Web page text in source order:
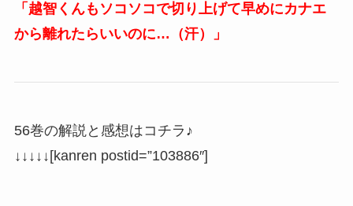
「越智くんもソコソコで切り上げて早めにカナエ
から離れたらいいのに…（汗）」
56巻の解説と感想はコチラ♪
↓↓↓↓↓[kanren postid=”103886″]